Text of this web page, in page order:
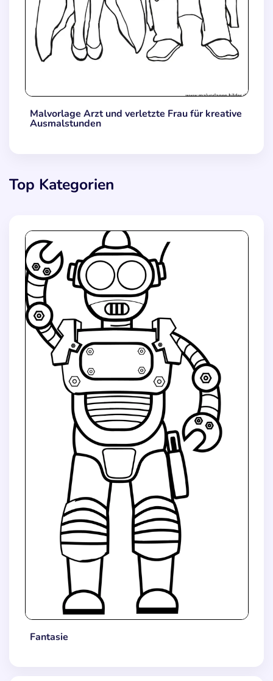
Malvorlage Arzt und verletzte Frau für kreative
Ausmalstunden
Top Kategorien
Fantasie